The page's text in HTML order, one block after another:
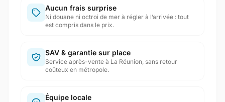
Aucun frais surprise
Ni douane ni octroi de mer à régler à l’arrivée : tout
est compris dans le prix.
SAV & garantie sur place
Service après-vente à La Réunion, sans retour
coûteux en métropole.
Équipe locale